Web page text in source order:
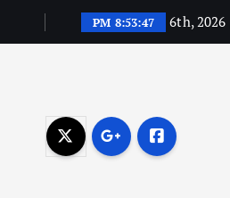
8:53:49 PM